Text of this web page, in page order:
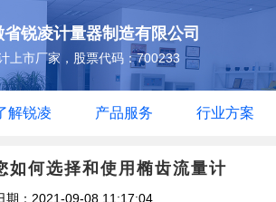
省锐凌计量器制造有限公司
上市厂家，股票代码：700233
解锐凌 产品服务 行业方案
如何选择和使用椭齿流量计
期：2021-09-08 11:17:04